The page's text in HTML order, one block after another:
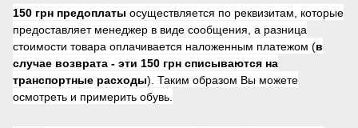
150 грн предоплаты осуществляется по реквизитам, которые
предоставляет менеджер в виде сообщения, а разница
стоимости товара оплачивается наложенным платежом (в
случае возврата - эти 150 грн списываются на
транспортные расходы). Таким образом Вы можете
осмотреть и примерить обувь.